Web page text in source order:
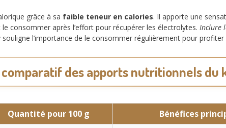
grâce à sa faible teneur en calories. Il apporte une
consommer après l’effort pour récupérer les électrolytes. Inclure
l’importance de le consommer régulièrement pour profiter
comparatif des apports nutritionnels du
Quantité pour 100 g
Bénéfices